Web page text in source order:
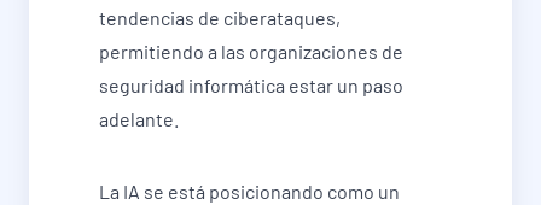
tendencias de ciberataques,
permitiendo a las organizaciones de
seguridad informática estar un paso
adelante.
La IA se está posicionando como un